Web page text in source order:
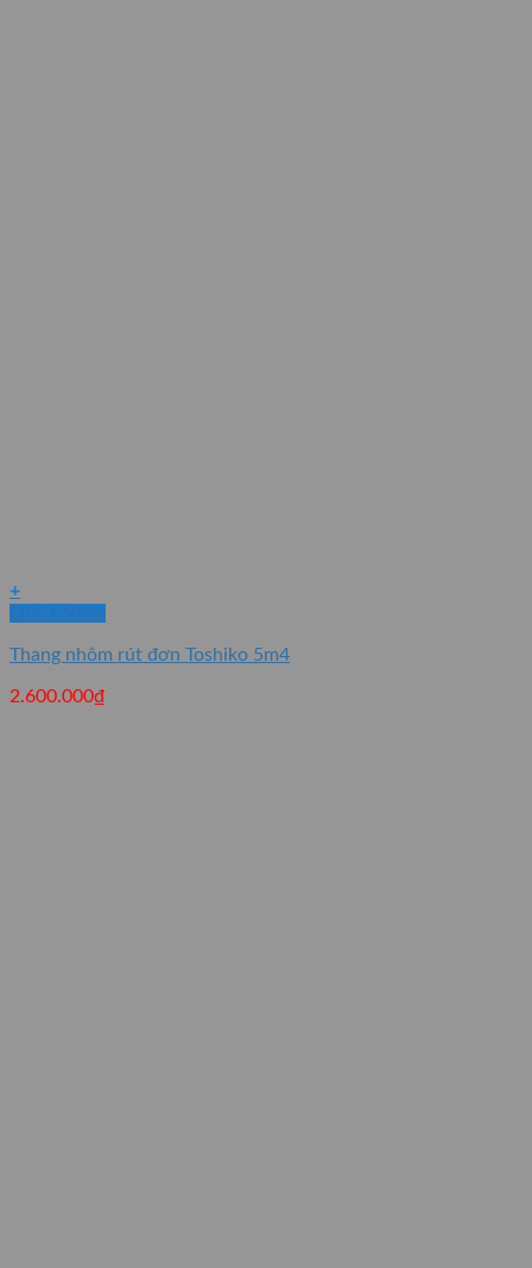
+
Quick View
Thang nhôm rút đơn Toshiko 5m4
2.600.000₫